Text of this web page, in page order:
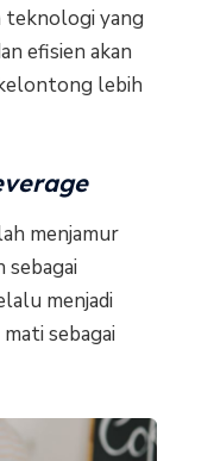
teknologi yang
efisien akan
lebih
menjamur
sebagai
menjadi
sebagai